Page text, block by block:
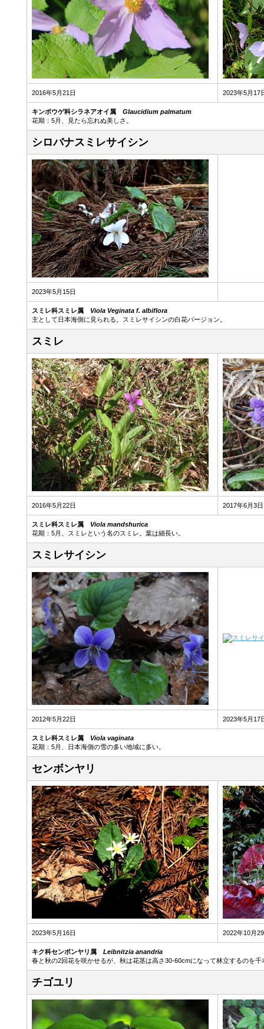
2016年5月21日 2023年5月17
キンポウゲ科シラネアオイ属 Glaucidium palmatum
花期：5月、見たら忘れぬ美しさ。
シロバナスミレサイシン
2023年5月15日
スミレ科スミレ属 Viola Veginata f. albiflora
主として日本海側に見られる。スミレサイシンの白花バージョン。
スミレ
2016年5月22日 2017年6月3日
スミレ科スミレ属 Viola mandshurica
花期：5月、スミレという名のスミレ。葉は細長い。
スミレサイシン
2012年5月22日 2023年5月17
スミレ科スミレ属 Viola vaginata
花期：5月、日本海側の雪の多い地域に多い。
センボンヤリ
2023年5月16日 2022年10月
キク科センボンヤリ属 Leibnitzia anandria
春と秋の2回花を咲かせるが、秋は花茎は高さ30-60cmになって林立するのを千
チゴユリ